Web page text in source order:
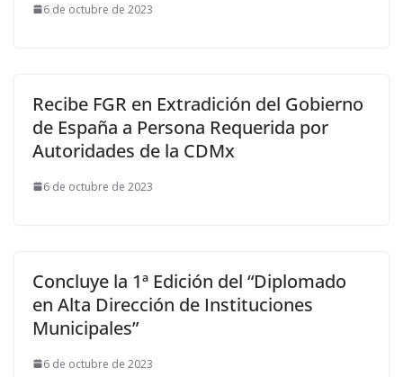
6 de octubre de 2023
Recibe FGR en Extradición del Gobierno
de España a Persona Requerida por
Autoridades de la CDMx
6 de octubre de 2023
Concluye la 1ª Edición del “Diplomado
en Alta Dirección de Instituciones
Municipales”
6 de octubre de 2023